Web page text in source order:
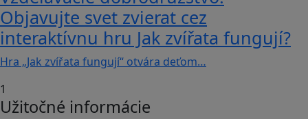
Objavujte svet zvierat cez
interaktívnu hru Jak zvířata fungují?
Hra „Jak zvířata fungují“ otvára deťom…
1
Užitočné informácie